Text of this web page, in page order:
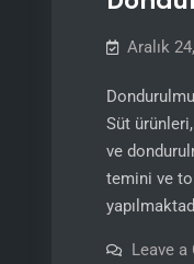
Aralık
Süt
ve
temini ve
Leave